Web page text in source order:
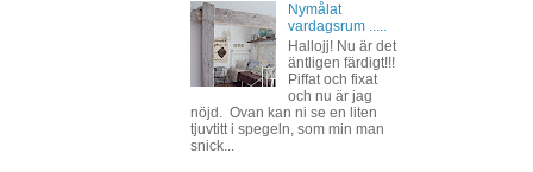
Nymålat
vardagsrum .....
Hallojj! Nu är det
äntligen färdigt!!!
Piffat och fixat
och nu är jag
nöjd. Ovan kan ni se en liten
tjuvtitt i spegeln, som min man
snick...